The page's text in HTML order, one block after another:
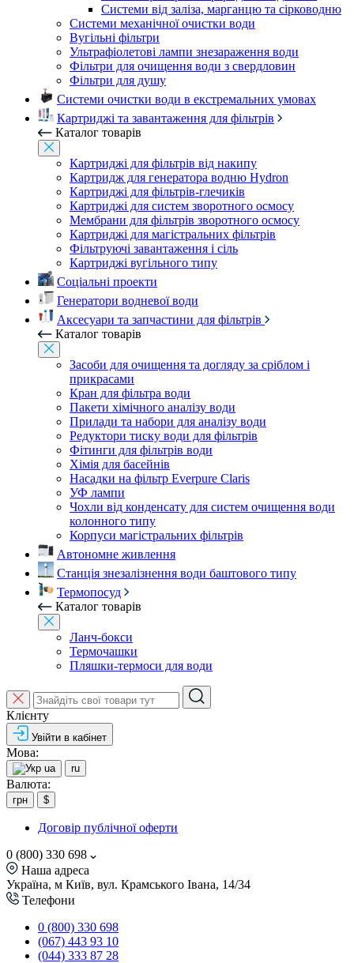
Системи від заліза, марганцю та сірководню
Системи механічної очистки води
Вугільні фільтри
Ультрафіолетові лампи знезараження води
Фільтри для очищення води з свердловин
Фільтри для душу
Системи очистки води в екстремальних умовах
Картриджі та завантаження для фільтрів
Каталог товарів
Картриджі для фільтрів від накипу
Картридж для генератора водню Hydron
Картриджі для фільтрів-глечиків
Картриджі для систем зворотного осмосу
Мембрани для фільтрів зворотного осмосу
Картриджі для магістральних фільтрів
Фільтруючі завантаження і сіль
Картриджі вугільного типу
Соціальні проекти
Генератори водневої води
Аксесуари та запчастини для фільтрів
Каталог товарів
Засоби для очищення та догляду за сріблом і
прикрасами
Кран для фільтра води
Пакети хімічного аналізу води
Прилади та набори для аналізу води
Редуктори тиску води для фільтрів
Фітинги для фільтрів води
Хімія для басейнів
Насадки на фільтр Everpure Claris
УФ лампи
Чохли від конденсату для систем очищення води
колонного типу
Корпуси магістральних фільтрів
Автономне живлення
Станція знезалізнення води баштового типу
Термопосуд
Каталог товарів
Ланч-бокси
Термочашки
Пляшки-термоси для води
Клієнту
Увійти в кабінет
Мова:
ua ru
Валюта:
грн $
Договір публічної оферти
0 (800) 330 698
Наша адреса
Україна, м Київ, вул. Крамського Івана, 14/34
Телефони
0 (800) 330 698
(067) 443 93 10
(044) 333 87 28